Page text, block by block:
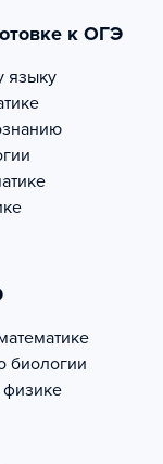
к ОГЭ
языку
биологии